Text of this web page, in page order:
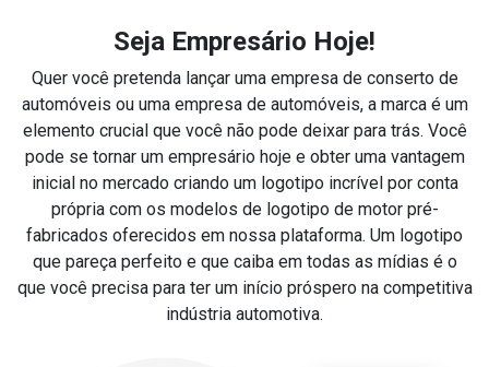
Seja Empresário Hoje!
Quer você pretenda lançar uma empresa de conserto de
automóveis ou uma empresa de automóveis, a marca é um
elemento crucial que você não pode deixar para trás. Você
pode se tornar um empresário hoje e obter uma vantagem
inicial no mercado criando um logotipo incrível por conta
própria com os modelos de logotipo de motor pré-
fabricados oferecidos em nossa plataforma. Um logotipo
que pareça perfeito e que caiba em todas as mídias é o
que você precisa para ter um início próspero na competitiva
indústria automotiva.